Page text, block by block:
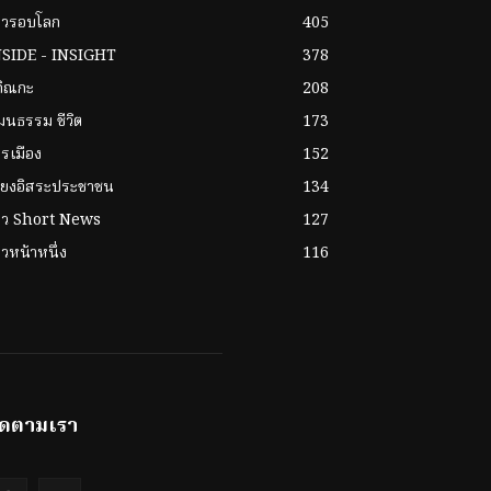
รอบโลก
405
- INSIGHT
378
กะ
208
ธรรม ชีวิต
173
เมือง
152
งอิสระประชาชน
134
Short News
127
หน้าหนึ่ง
116
ตามเรา